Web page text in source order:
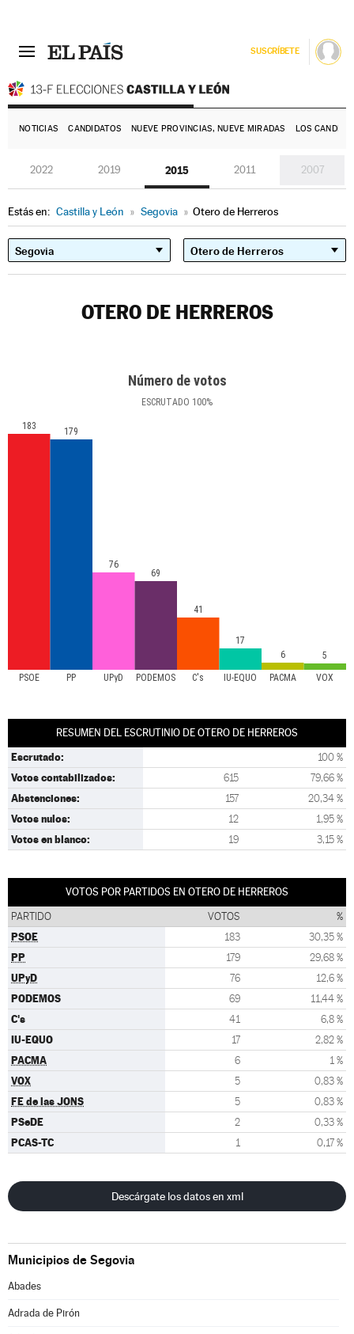
SUSCRÍBETE
NOTICIAS CANDIDATOS NUEVE PROVINCIAS, NUEVE MIRADAS LOS
2022 2019 2015 2011 2007
Estás en: Castilla y León » Segovia » Otero de Herreros
OTERO DE HERREROS
Número de votos
ESCRUTADO 100%
PSOE PP UPyD PODEMOS C's IU-EQUO PACMA VOX
183 179
76
69
41
17
6
5
RESUMEN DEL ESCRUTINIO DE OTERO DE HERREROS
Escrutado: 100 %
Votos contabilizados: 615 79,66 %
Abstenciones: 157 20,34 %
Votos nulos: 12 1,95 %
Votos en blanco: 19 3,15 %
VOTOS POR PARTIDOS EN OTERO DE HERREROS
PARTIDO VOTOS %
PSOE 183 30,35 %
PP 179 29,68 %
UPyD 76 12,6 %
PODEMOS 69 11,44 %
C's 41 6,8 %
IU-EQUO 17 2,82 %
PACMA 6 1 %
VOX 5 0,83 %
FE de las JONS 5 0,83 %
PSeDE 2 0,33 %
PCAS-TC 1 0,17 %
Descárgate los datos en xml
Municipios de Segovia
Abades
Adrada de Pirón